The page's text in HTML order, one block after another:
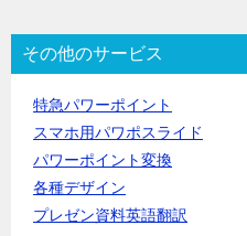
その他のサービス
特急パワーポイント
スマホ用パワポスライド
パワーポイント変換
各種デザイン
プレゼン資料英語翻訳